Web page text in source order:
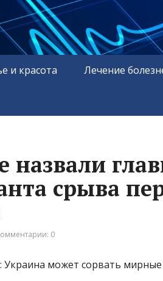
и красота Лечение
назвали
срыва
0
может сорвать мирные